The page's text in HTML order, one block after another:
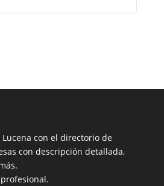
Lucena con el directorio de
con descripción detallada,